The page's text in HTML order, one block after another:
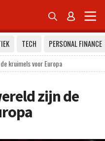
 
TECH
PERSONAL FINANCE
kruimels voor Europa
zijn de